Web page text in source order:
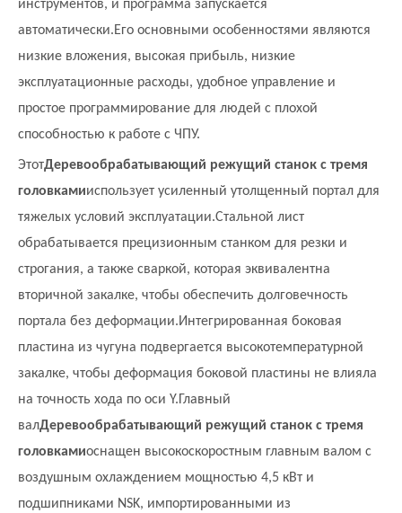
инструментов, и программа запускается
автоматически.Его основными особенностями являются
низкие вложения, высокая прибыль, низкие
эксплуатационные расходы, удобное управление и
простое программирование для людей с плохой
способностью к работе с ЧПУ.
ЭтотДеревообрабатывающий режущий станок с тремя
головкамииспользует усиленный утолщенный портал для
тяжелых условий эксплуатации.Стальной лист
обрабатывается прецизионным станком для резки и
строгания, а также сваркой, которая эквивалентна
вторичной закалке, чтобы обеспечить долговечность
портала без деформации.Интегрированная боковая
пластина из чугуна подвергается высокотемпературной
закалке, чтобы деформация боковой пластины не влияла
на точность хода по оси Y.Главный
валДеревообрабатывающий режущий станок с тремя
головкамиоснащен высокоскоростным главным валом с
воздушным охлаждением мощностью 4,5 кВт и
подшипниками NSK, импортированными из